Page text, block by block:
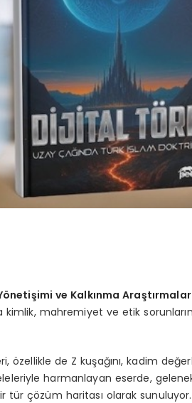
önetişimi ve Kalkınma
kimlik, mahremiyet ve etik
özellikle de Z kuşağını, kadim
harmanlayan eserde,
tür çözüm haritası olarak sunuluyor.